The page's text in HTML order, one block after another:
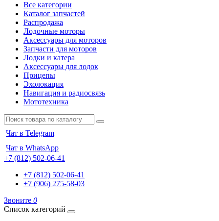
Все категории
Каталог запчастей
Распродажа
Лодочные моторы
Аксессуары для моторов
Запчасти для моторов
Лодки и катера
Аксессуары для лодок
Прицепы
Эхолокация
Навигация и радиосвязь
Мототехника
Чат в Telegram
Чат в WhatsApp
+7 (812) 502-06-41
+7 (812) 502-06-41
+7 (906) 275-58-03
Звоните 0
Список категорий